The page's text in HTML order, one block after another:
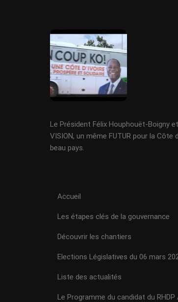
Le Président Félix Houphouët-Boigny
VISION, un même FUTUR pour la Côte
beau pays.
Accueil
Les étapes clés de la gouvernance
Découvrir les chantiers
Elections Législatives du 06 mars
Liste des actualités
Le Programme du candidat du RHDP